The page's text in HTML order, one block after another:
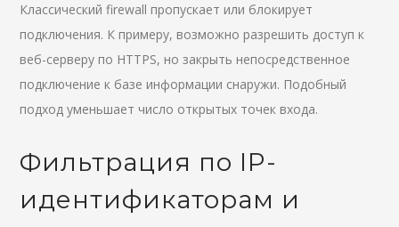
Классический firewall пропускает или блокирует
подключения. К примеру, возможно разрешить доступ к
веб-серверу по HTTPS, но закрыть непосредственное
подключение к базе информации снаружи. Подобный
подход уменьшает число открытых точек входа.
Фильтрация по IP-
идентификаторам и